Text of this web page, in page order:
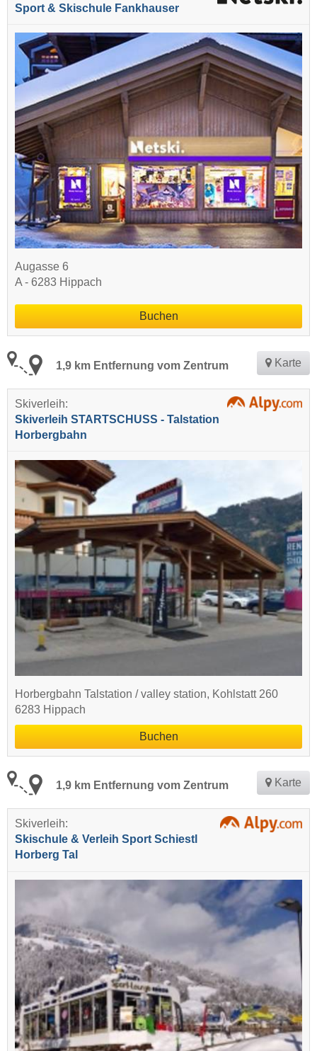
Sport & Skischule Fankhauser
Augasse 6
A - 6283 Hippach
Buchen
1,9 km Entfernung vom Zentrum Karte
Skiverleih:
Skiverleih STARTSCHUSS - Talstation
Horbergbahn
Horbergbahn Talstation / valley station, Kohlstatt 260
6283 Hippach
Buchen
1,9 km Entfernung vom Zentrum Karte
Skiverleih:
Skischule & Verleih Sport Schiestl
Horberg Tal